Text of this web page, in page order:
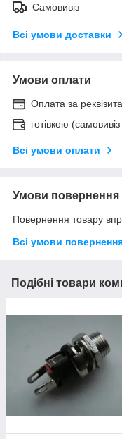
Самовивіз
Всі умови доставки
Умови оплати
Оплата за
готівкою
Всі умови оплати
Умови повернення
Повернення товару
Всі умови
Подібні товари